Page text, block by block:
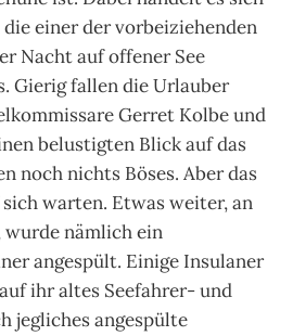
die einer der vorbeiziehenden
Nacht auf offener See
Gierig fallen die Urlauber
Gerret Kolbe und
belustigten Blick auf das
noch nichts Böses. Aber das
warten. Etwas weiter, an
wurde nämlich ein
angespült. Einige Insulaner
ihr altes Seefahrer- und
jegliches angespülte